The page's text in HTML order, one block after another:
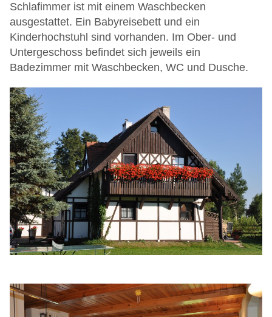
Schlafimmer ist mit einem Waschbecken
ausgestattet. Ein Babyreisebett und ein
Kinderhochstuhl sind vorhanden. Im Ober- und
Untergeschoss befindet sich jeweils ein
Badezimmer mit Waschbecken, WC und Dusche.